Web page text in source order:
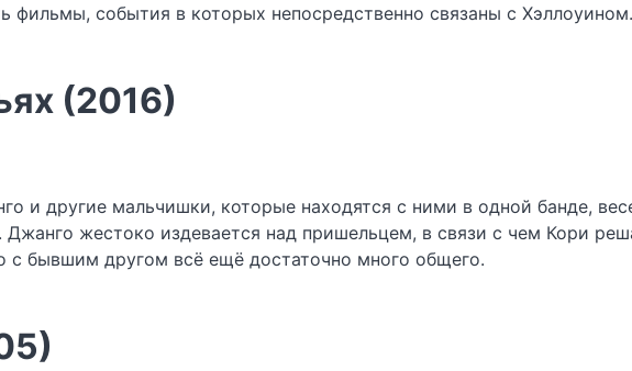
фильмы, события в которых непосредственно связаны с Хэллоуином.
(2016)
и другие мальчишки, которые находятся с ними в одной банде,
Джанго жестоко издевается над пришельцем, в связи с чем Кори
с бывшим другом всё ещё достаточно много общего.